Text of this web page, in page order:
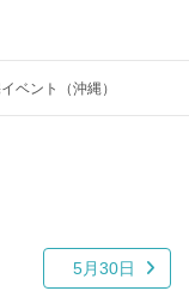
ベント（沖縄）
5月30日